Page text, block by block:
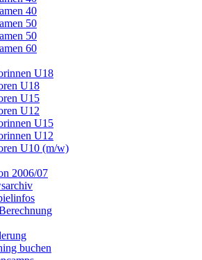
40
50
50
60
U18
U18
U15
U12
U15
U12
U10 (m/w)
2006/07
buchen